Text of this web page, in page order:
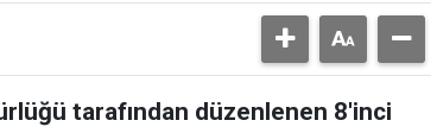
tarafından düzenlenen 8'inci